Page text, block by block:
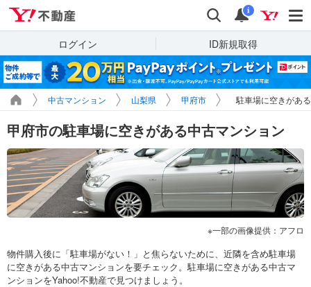
検索 通知
i
ログイン ID新規取得
中古マンション 山梨県 甲府市 駐車場に空きがあ
甲府市の駐車場に空きがある中古マンション
一部の画像提供：アフロ
物件購入後に「駐車場がない！」と焦らないために、近隣を含め駐車場
に空きがある中古マンションを要チェック。駐車場に空きがある中古マ
ンションをYahoo!不動産で見つけましょう。